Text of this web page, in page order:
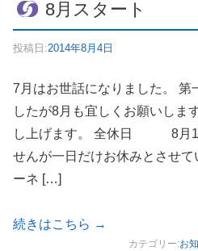
8月スタート
投稿日:2014年8月4日
7月はお世話になりました。 第
したが8月も宜しくお願いしま
し上げます。 全休日 8月15
せんが一日だけお休みとさせ
ーネ […]
続きはこちら →
カテゴリー:お